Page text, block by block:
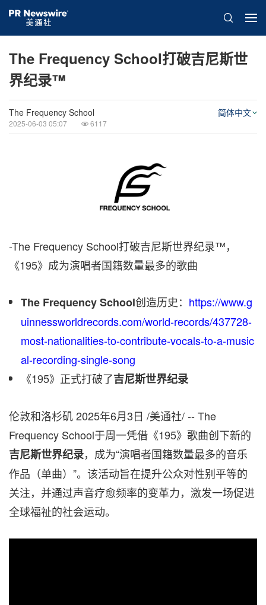
The Frequency School打破吉尼斯世
界纪录™
The Frequency School
2025-06-03 05:07 6117
简体中文
-The Frequency School打破吉尼斯世界纪录™，
《195》成为演唱者国籍数量最多的歌曲
The Frequency School创造历史： https://www.g
uinnessworldrecords.com/world-records/437728-
most-nationalities-to-contribute-vocals-to-a-music
al-recording-single-song
《195》正式打破了吉尼斯世界纪录
伦敦和洛杉矶2025年6月3日 /美通社/ -- The
Frequency School于周一凭借《195》歌曲创下新的
吉尼斯世界纪录，成为“演唱者国籍数量最多的音乐
作品（单曲）”。该活动旨在提升公众对性别平等的
关注，并通过声音疗愈频率的变革力，激发一场促进
全球福祉的社会运动。